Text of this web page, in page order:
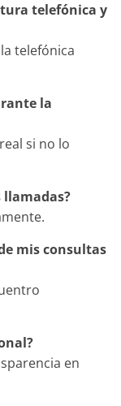
telefónica y
telefónica
la
si no lo
llamadas?
mis consultas
en